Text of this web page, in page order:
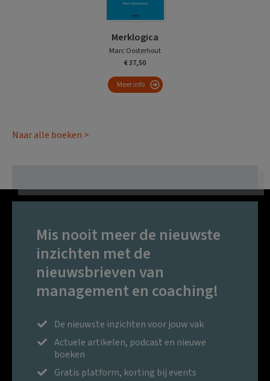
Merklogica
Marc Oosterhout
€ 37,50
Meer info
Naar alle boeken >
Mis nooit meer de nieuwste
inzichten met de
nieuwsbrieven van
management en coaching!
De nieuwste inzichten voor jouw vak
Actuele artikelen, podcast en nieuwe
boeken
Gratis platform, korting bij events